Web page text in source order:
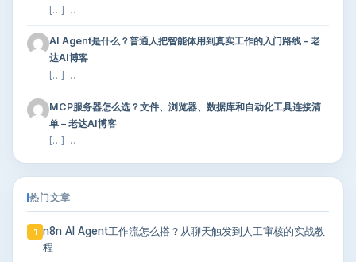
[…] …
AI Agent是什么？普通人把智能体用到真实工作的入门路线 – 老
达AI博客
[…] …
MCP服务器怎么选？文件、浏览器、数据库和自动化工具连接清
单 – 老达AI博客
[…] …
热门文章
1 n8n AI Agent工作流怎么搭？从聊天触发到人工审核的实战教
程